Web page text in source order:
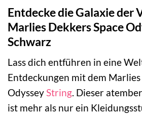
Entdecke die Galaxie der
Marlies Dekkers Space
Schwarz
Lass dich entführen in eine
Entdeckungen mit dem Marlies
OdysseyString. Dieser
ist mehr als nur ein